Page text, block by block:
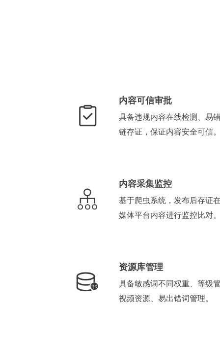
内容可信审批
具备违规内容在线检测、易
链存证，保证内容安全可信。
内容采集监控
基于爬虫系统，发布后存证
媒体平台内容进行监控比对。
资源库管理
具备敏感词不同权重、等级
视频资源、易出错词管理。